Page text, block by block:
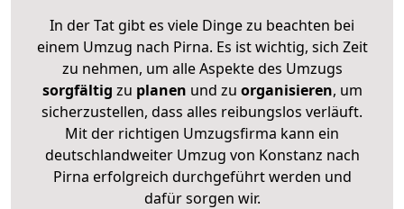
In der Tat gibt es viele Dinge zu beachten bei
einem Umzug nach Pirna. Es ist wichtig, sich Zeit
zu nehmen, um alle Aspekte des Umzugs
sorgfältig zu planen und zu organisieren, um
sicherzustellen, dass alles reibungslos verläuft.
Mit der richtigen Umzugsfirma kann ein
deutschlandweiter Umzug von Konstanz nach
Pirna erfolgreich durchgeführt werden und
dafür sorgen wir.